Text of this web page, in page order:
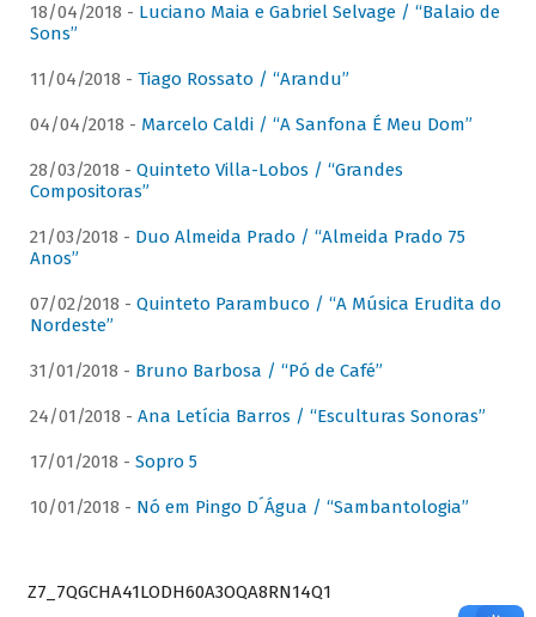
18/04/2018 - Luciano Maia e Gabriel Selvage / “Balaio de
Sons”
11/04/2018 - Tiago Rossato / “Arandu”
04/04/2018 - Marcelo Caldi / “A Sanfona É Meu Dom”
28/03/2018 - Quinteto Villa-Lobos / “Grandes
Compositoras”
21/03/2018 - Duo Almeida Prado / “Almeida Prado 75
Anos”
07/02/2018 - Quinteto Parambuco / “A Música Erudita do
Nordeste”
31/01/2018 - Bruno Barbosa / “Pó de Café”
24/01/2018 - Ana Letícia Barros / “Esculturas Sonoras”
17/01/2018 - Sopro 5
10/01/2018 - Nó em Pingo D´Água / “Sambantologia”
Z7_7QGCHA41LODH60A3OQA8RN14Q1